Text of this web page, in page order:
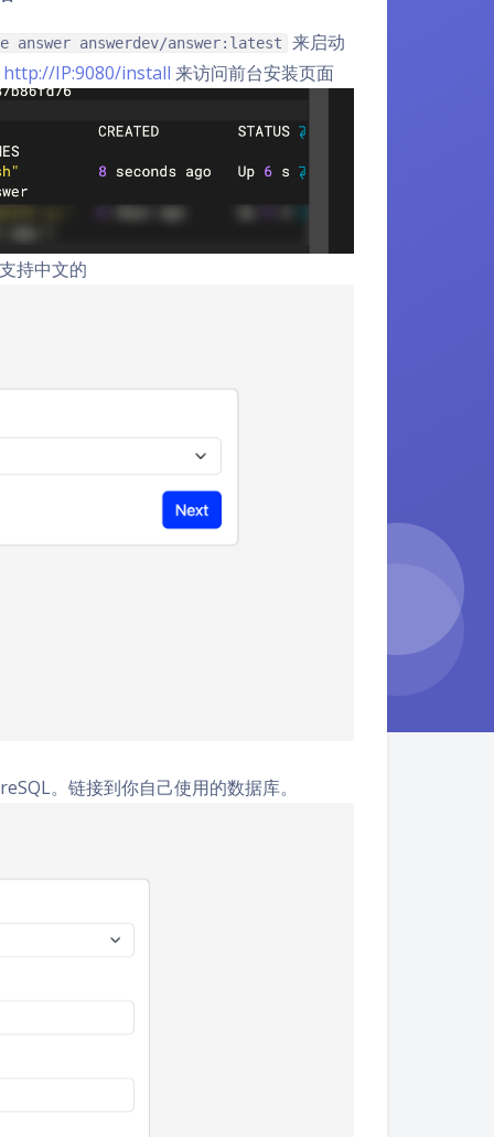
answerdev/answer:latest
来启动
http://IP:9080/install 来访问前台安装页面
持中文的
。链接到你自己使用的数据库。